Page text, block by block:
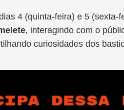
4 (quinta-feira) e 5 (sexta-
, interagindo com o
curiosidades dos